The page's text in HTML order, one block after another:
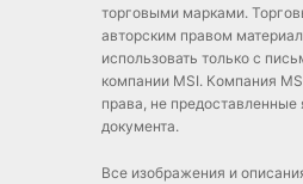
торговыми марками.
авторским правом
использовать только с
компании MSI. Компания
права, не предоставленные
документа.
Все изображения и